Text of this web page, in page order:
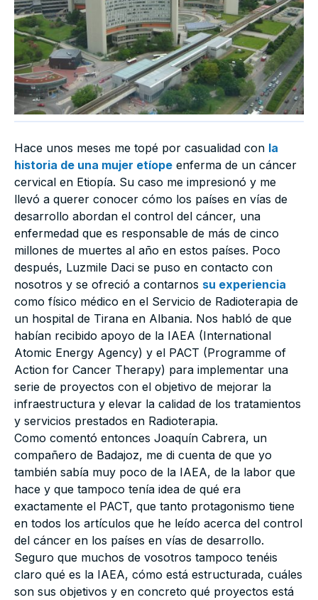
Hace unos meses me topé por casualidad con la
historia de una mujer etíope enferma de un cáncer
cervical en Etiopía. Su caso me impresionó y me
llevó a querer conocer cómo los países en vías de
desarrollo abordan el control del cáncer, una
enfermedad que es responsable de más de cinco
millones de muertes al año en estos países. Poco
después, Luzmile Daci se puso en contacto con
nosotros y se ofreció a contarnos su experiencia
como físico médico en el Servicio de Radioterapia de
un hospital de Tirana en Albania. Nos habló de que
habían recibido apoyo de la IAEA (International
Atomic Energy Agency) y el PACT (Programme of
Action for Cancer Therapy) para implementar una
serie de proyectos con el objetivo de mejorar la
infraestructura y elevar la calidad de los tratamientos
y servicios prestados en Radioterapia.
Como comentó entonces Joaquín Cabrera, un
compañero de Badajoz, me di cuenta de que yo
también sabía muy poco de la IAEA, de la labor que
hace y que tampoco tenía idea de qué era
exactamente el PACT, que tanto protagonismo tiene
en todos los artículos que he leído acerca del control
del cáncer en los países en vías de desarrollo.
Seguro que muchos de vosotros tampoco tenéis
claro qué es la IAEA, cómo está estructurada, cuáles
son sus objetivos y en concreto qué proyectos está